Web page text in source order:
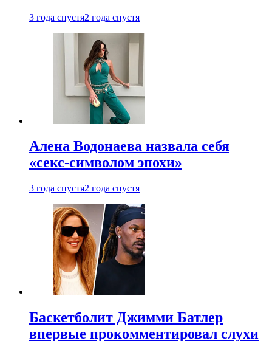
3 года спустя2 года спустя
Алена Водонаева назвала себя
«секс-символом эпохи»
3 года спустя2 года спустя
Баскетболит Джимми Батлер
впервые прокомментировал слухи